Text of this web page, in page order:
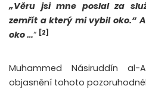
„Věru jsi mne poslal za
zemřít a který mi vybil oko.“
oko …“ [2]
Muhammed Násiruddín al-
objasnění tohoto